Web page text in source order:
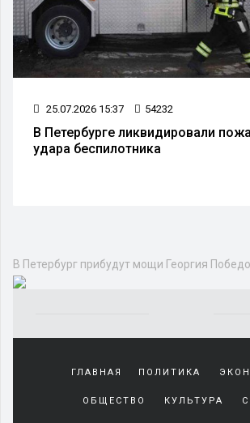
25.07.2026 15:37 54232
В Петербурге ликвидировали
удара беспилотника
В Петербург прибудут мощи Георгия
sürekli
beraber
ГЛАВНАЯ ПОЛИТИКА
ОБЩЕСТВО КУЛЬТУРА